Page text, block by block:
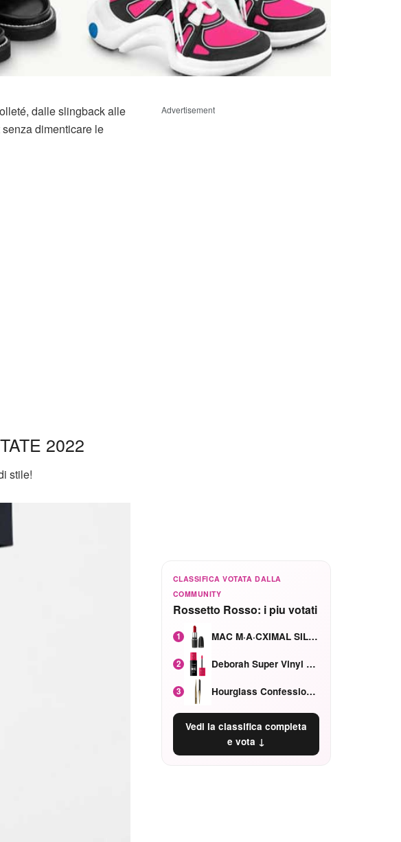
dalle slingback alle
dimenticare le
2022
stile!
Advertisement
CLASSIFICA VOTATA DALLA
COMMUNITY
Rossetto Rosso: i piu votati
1 MAC M·A·CXIMAL SILKY MATTE Red Rock mat
2 Deborah Super Vinyl Shake Rosa Ciliegia
3 Hourglass Confession Ricaricabile Ultra Preciso Ad Alta Intensità Secretly Classic Red
Vedi la classifica completa
e vota ↓